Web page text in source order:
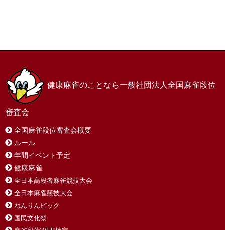
健康麻雀のことなら一般社団法人全国麻雀段位
審査会
全国麻雀段位審査会概要
ルール
年間イベント予定
健康麻雀
全日本高段者麻雀競技大会
全日本麻雀競技大会
ねんりんピック
国民文化祭